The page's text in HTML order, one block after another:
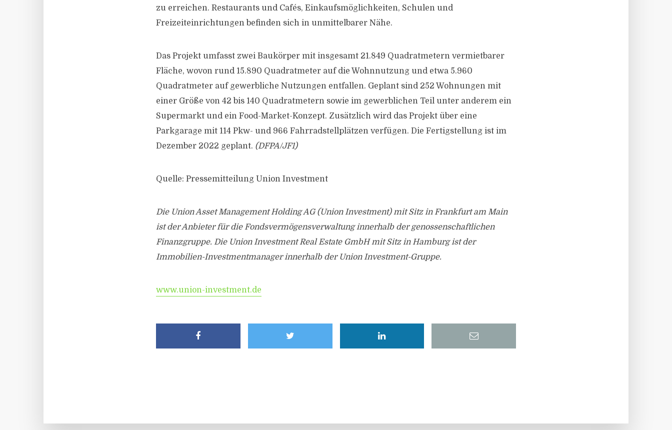
zu erreichen. Restaurants und Cafés, Einkaufsmöglichkeiten, Schulen und
Freizeiteinrichtungen befinden sich in unmittelbarer Nähe.
Das Projekt umfasst zwei Baukörper mit insgesamt 21.849 Quadratmetern vermietbarer
Fläche, wovon rund 15.890 Quadratmeter auf die Wohnnutzung und etwa 5.960
Quadratmeter auf gewerbliche Nutzungen entfallen. Geplant sind 252 Wohnungen mit
einer Größe von 42 bis 140 Quadratmetern sowie im gewerblichen Teil unter anderem ein
Supermarkt und ein Food-Market-Konzept. Zusätzlich wird das Projekt über eine
Parkgarage mit 114 Pkw- und 966 Fahrradstellplätzen verfügen. Die Fertigstellung ist im
Dezember 2022 geplant. (DFPA/JF1)
Quelle: Pressemitteilung Union Investment
Die Union Asset Management Holding AG (Union Investment) mit Sitz in Frankfurt am Main
ist der Anbieter für die Fondsvermögensverwaltung innerhalb der genossenschaftlichen
Finanzgruppe. Die Union Investment Real Estate GmbH mit Sitz in Hamburg ist der
Immobilien-Investmentmanager innerhalb der Union Investment-Gruppe.
www.union-investment.de